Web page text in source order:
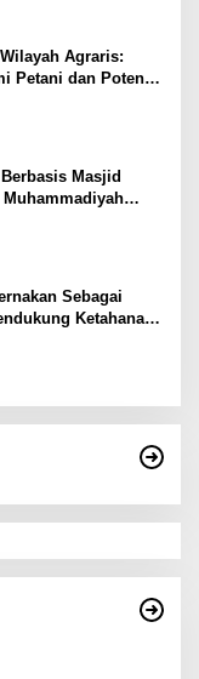
Agraris:
Petani dan Potensi
di Kabupaten
Masjid
Sakinah di
Sebagai
Ketahanan
di Kabupaten